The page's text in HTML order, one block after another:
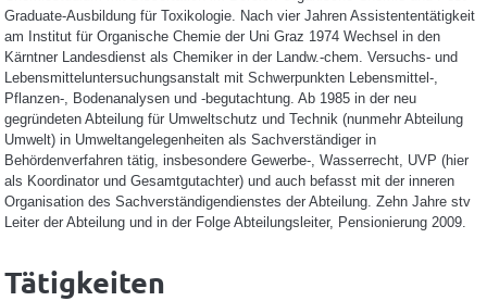
Graduate-Ausbildung für Toxikologie. Nach vier Jahren Assistententätigkeit
am Institut für Organische Chemie der Uni Graz 1974 Wechsel in den
Kärntner Landesdienst als Chemiker in der Landw.-chem. Versuchs- und
Lebensmitteluntersuchungsanstalt mit Schwerpunkten Lebensmittel-,
Pflanzen-, Bodenanalysen und -begutachtung. Ab 1985 in der neu
gegründeten Abteilung für Umweltschutz und Technik (nunmehr Abteilung
Umwelt) in Umweltangelegenheiten als Sachverständiger in
Behördenverfahren tätig, insbesondere Gewerbe-, Wasserrecht, UVP (hier
als Koordinator und Gesamtgutachter) und auch befasst mit der inneren
Organisation des Sachverständigendienstes der Abteilung. Zehn Jahre stv
Leiter der Abteilung und in der Folge Abteilungsleiter, Pensionierung 2009.
Tätigkeiten